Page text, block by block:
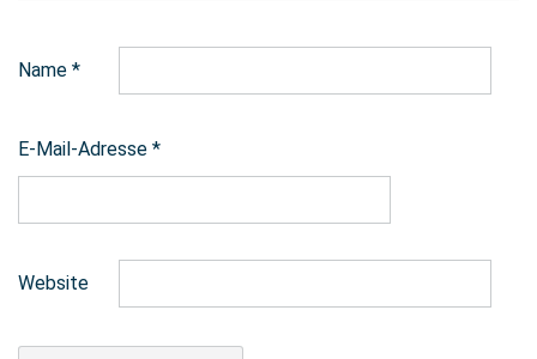
Name *
E-Mail-Adresse *
Website